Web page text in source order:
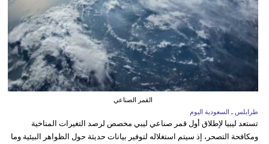
القمر الصناعي
طرابلس ـ السعودية اليوم
تستعد ليبيا لإطلاق أول قمر صناعي ليبي مخصص لرصد التغيرات المناخية
ومكافحة التصحر، إذ سيتم استغلاله لتوفير بيانات حديثة حول الظواهر البيئية وما